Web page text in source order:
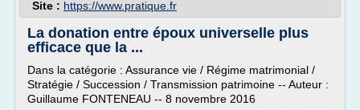
Site : https://www.pratique.fr
La donation entre époux universelle plus
efficace que la ...
Dans la catégorie : Assurance vie / Régime matrimonial /
Stratégie / Succession / Transmission patrimoine -- Auteur :
Guillaume FONTENEAU -- 8 novembre 2016